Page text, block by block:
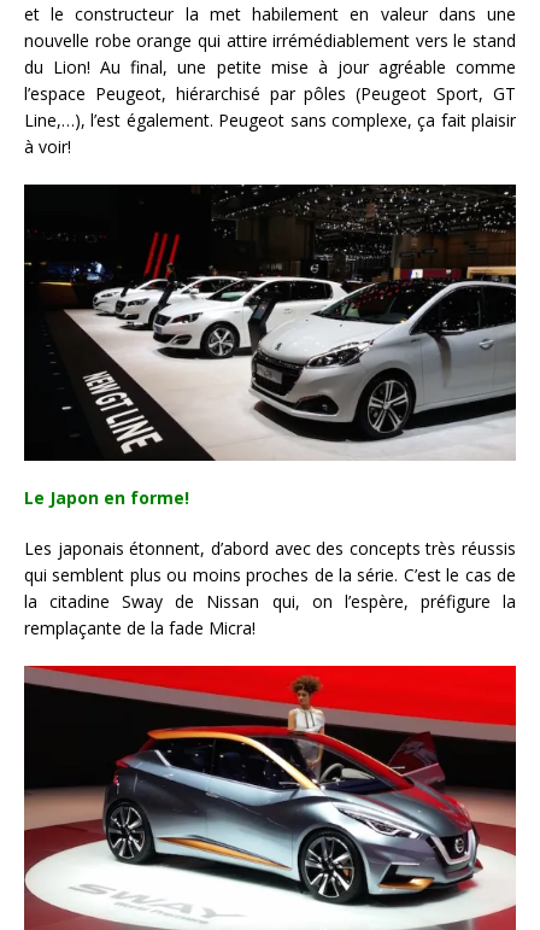
et le constructeur la met habilement en valeur dans une
nouvelle robe orange qui attire irrémédiablement vers le stand
du Lion! Au final, une petite mise à jour agréable comme
l’espace Peugeot, hiérarchisé par pôles (Peugeot Sport, GT
Line,…), l’est également. Peugeot sans complexe, ça fait plaisir
à voir!
Le Japon en forme!
Les japonais étonnent, d’abord avec des concepts très réussis
qui semblent plus ou moins proches de la série. C’est le cas de
la citadine Sway de Nissan qui, on l’espère, préfigure la
remplaçante de la fade Micra!